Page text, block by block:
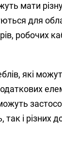
мати
для
робочих
які
і різних